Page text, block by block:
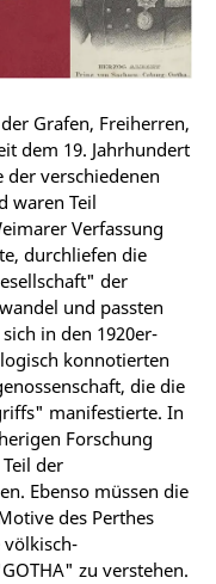
Grafen, Freiherren,
dem 19. Jahrhundert
verschiedenen
waren Teil
Verfassung
durchliefen die
der
und passten
in den 1920er-
konnotierten
die die
manifestierte. In
Forschung
der
Ebenso müssen die
des Perthes
völkisch-
zu verstehen.